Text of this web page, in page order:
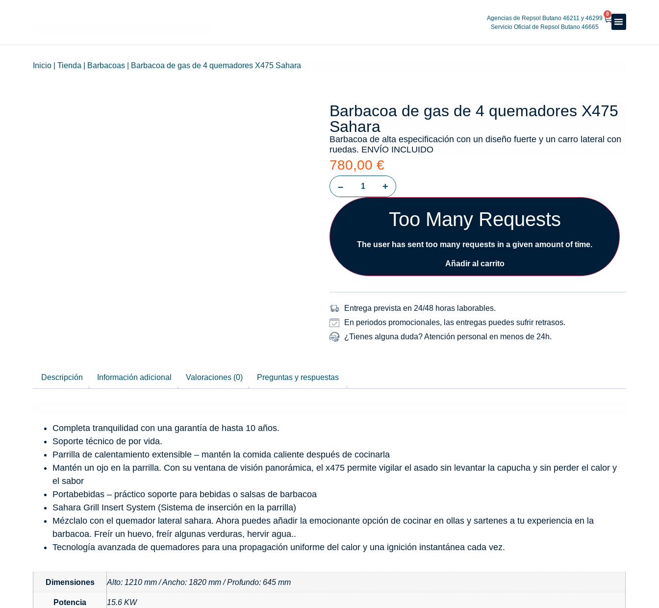
Agencias de Repsol Butano 46211 y 46299
Servicio Oficial de Repsol Butano 46665
0
Inicio |Tienda Barbacoas Barbacoa de gas de 4 quemadores X475 Sahara
Barbacoa de gas de 4 quemadores X475
Sahara
Barbacoa de alta especificación con un diseño fuerte y un carro lateral con
ruedas. ENVÍO INCLUIDO
780,00 €
– +
Too Many Requests
The user has sent too many requests in a given amount of time.
Añadir al carrito
Entrega prevista en 24/48 horas laborables.
En periodos promocionales, las entregas puedes sufrir retrasos.
¿Tienes alguna duda? Atención personal en menos de 24h.
Descripción Información adicional Valoraciones (0) Preguntas y respuestas
Completa tranquilidad con una garantía de hasta 10 años.
Soporte técnico de por vida.
Parrilla de calentamiento extensible – mantén la comida caliente después de cocinarla
Mantén un ojo en la parrilla. Con su ventana de visión panorámica, el x475 permite vigilar el asado sin levantar la capucha y sin perder el calor y
el sabor
Portabebidas – práctico soporte para bebidas o salsas de barbacoa
Sahara Grill Insert System (Sistema de inserción en la parrilla)
Mézclalo con el quemador lateral sahara. Ahora puedes añadir la emocionante opción de cocinar en ollas y sartenes a tu experiencia en la
barbacoa. Freír un huevo, freír algunas verduras, hervir agua..
Tecnología avanzada de quemadores para una propagación uniforme del calor y una ignición instantánea cada vez.
Dimensiones Alto: 1210 mm / Ancho: 1820 mm / Profundo: 645 mm
Potencia
15.6 KW